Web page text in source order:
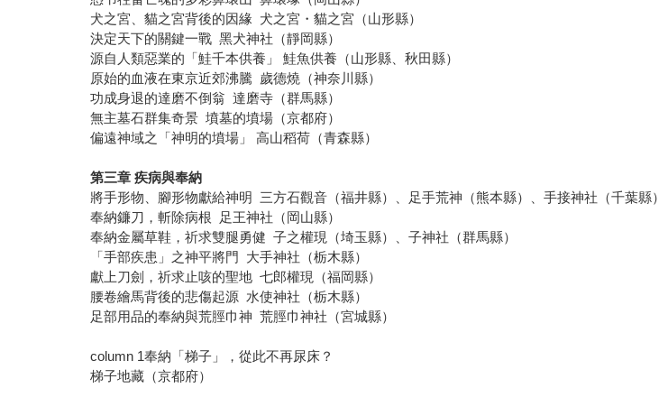
犬之宮、貓之宮背後的因緣 犬之宮・貓之宮（山形縣）
決定天下的關鍵一戰 黑犬神社（靜岡縣）
源自人類惡業的「鮭千本供養」 鮭魚供養（山形縣、秋田縣）
原始的血液在東京近郊沸騰 歲德燒（神奈川縣）
功成身退的達磨不倒翁 達磨寺（群馬縣）
無主墓石群集奇景 墳墓的墳場（京都府）
偏遠神域之「神明的墳場」 高山稻荷（青森縣）
第三章 疾病與奉納
將手形物、腳形物獻給神明 三方石觀音（福井縣）、足手荒神（熊本縣）、手接神社（千葉縣）
奉納鐮刀，斬除病根 足王神社（岡山縣）
奉納金屬草鞋，祈求雙腿勇健 子之權現（埼玉縣）、子神社（群馬縣）
「手部疾患」之神平將門 大手神社（栃木縣）
獻上刀劍，祈求止咳的聖地 七郎權現（福岡縣）
腰卷繪馬背後的悲傷起源 水使神社（栃木縣）
足部用品的奉納與荒脛巾神 荒脛巾神社（宮城縣）
column 1奉納「梯子」，從此不再尿床？
梯子地藏（京都府）